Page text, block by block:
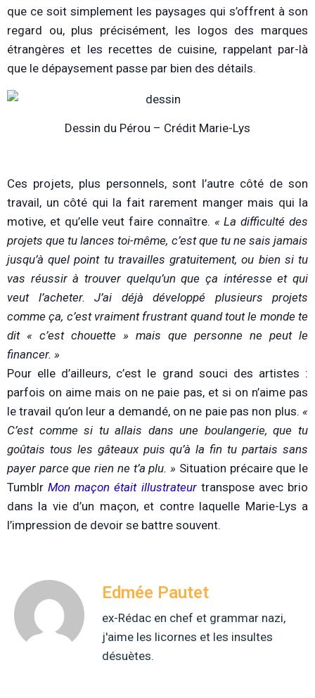
que ce soit simplement les paysages qui s’offrent à son
regard ou, plus précisément, les logos des marques
étrangères et les recettes de cuisine, rappelant par-là
que le dépaysement passe par bien des détails.
Dessin du Pérou – Crédit Marie-Lys
Ces projets, plus personnels, sont l’autre côté de son
travail, un côté qui la fait rarement manger mais qui la
motive, et qu’elle veut faire connaître. « La difficulté des
projets que tu lances toi-même, c’est que tu ne sais jamais
jusqu’à quel point tu travailles gratuitement, ou bien si tu
vas réussir à trouver quelqu’un que ça intéresse et qui
veut l’acheter. J’ai déjà développé plusieurs projets
comme ça, c’est vraiment frustrant quand tout le monde te
dit « c’est chouette » mais que personne ne peut le
financer. »
Pour elle d’ailleurs, c’est le grand souci des artistes :
parfois on aime mais on ne paie pas, et si on n’aime pas
le travail qu’on leur a demandé, on ne paie pas non plus. «
C’est comme si tu allais dans une boulangerie, que tu
goûtais tous les gâteaux puis qu’à la fin tu partais sans
payer parce que rien ne t’a plu. » Situation précaire que le
TumblrMon maçon était illustrateurtranspose avec brio
dans la vie d’un maçon, et contre laquelle Marie-Lys a
l’impression de devoir se battre souvent.
Edmée Pautet
ex-Rédac en chef et grammar nazi,
j'aime les licornes et les insultes
désuètes.